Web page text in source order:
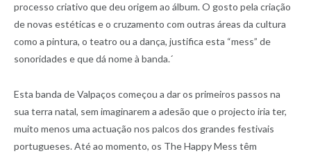
processo criativo que deu origem ao álbum. O gosto pela criação
de novas estéticas e o cruzamento com outras áreas da cultura
como a pintura, o teatro ou a dança, justifica esta “mess” de
sonoridades e que dá nome à banda.´
Esta banda de Valpaços começou a dar os primeiros passos na
sua terra natal, sem imaginarem a adesão que o projecto iria ter,
muito menos uma actuação nos palcos dos grandes festivais
portugueses. Até ao momento, os The Happy Mess têm